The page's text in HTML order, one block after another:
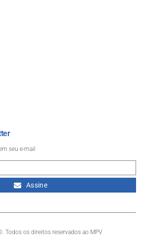
seu e-mail
Assine
Todos os direitos reservados ao MPV